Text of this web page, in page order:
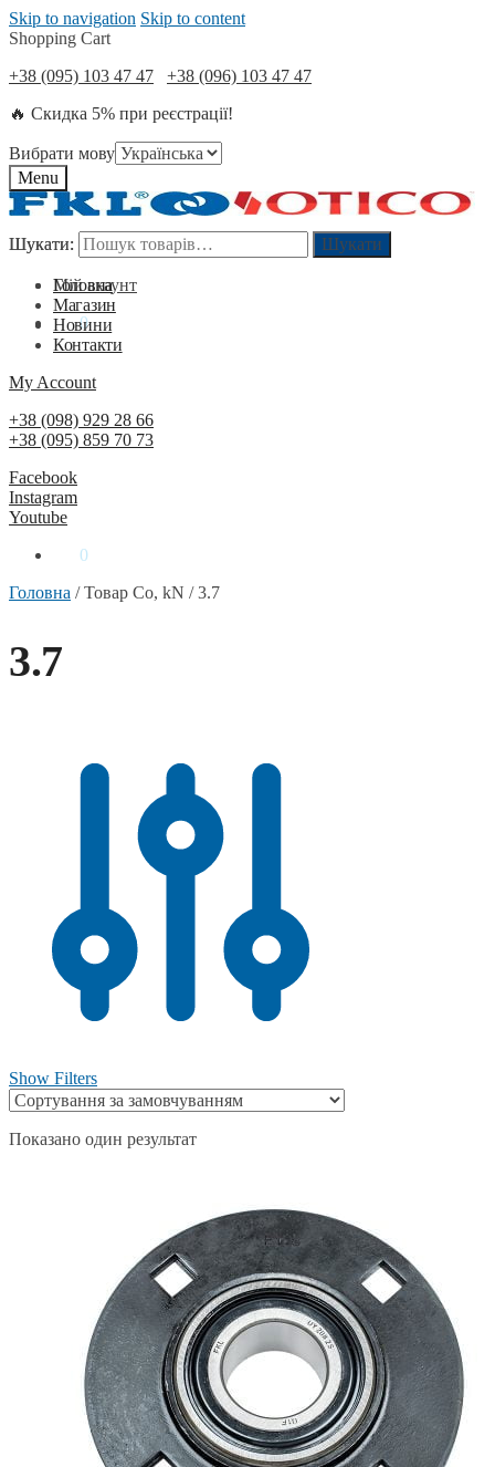
Skip to navigation Skip to content
Shopping Cart
+38 (095) 103 47 47
+38 (096) 103 47 47
🔥 Скидка 5% при реєстрації!
Вибрати мову
Menu
Шукати: Шукати
Мій акаунт
0₴ 0
Шукати: Шукати
Головна
Магазин
Новини
Контакти
My Account
+38 (098) 929 28 66
+38 (095) 859 70 73
Facebook
Instagram
Youtube
0
Головна /Товар Co, kN /3.7
3.7
Show Filters
Показано один результат